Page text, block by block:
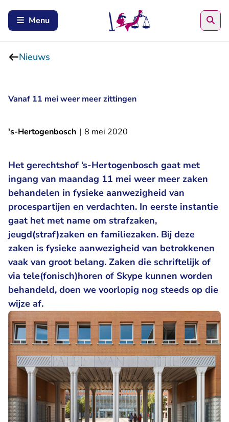
Menu
Nieuws
Vanaf 11 mei weer meer zittingen
's-Hertogenbosch | 8 mei 2020
Het gerechtshof ‘s-Hertogenbosch gaat met
ingang van maandag 11 mei weer meer zaken
behandelen in fysieke aanwezigheid van
procespartijen en verdachten. In eerste instantie
gaat het met name om strafzaken,
jeugd(straf)zaken en familiezaken. Bij deze
zaken is fysieke aanwezigheid van betrokkenen
vaak van groot belang. Zaken die schriftelijk of
via tele(fonisch)horen of Skype kunnen worden
behandeld, doen we voorlopig nog steeds op die
wijze af.